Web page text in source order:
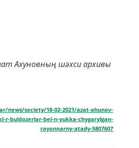
Ахуновның шәхси архивы
society/18-02-2021/azat-ahunov-
r-buldozerlar-bel-n-yukka-chygarylgan-
rayonnarny-atady-5807607